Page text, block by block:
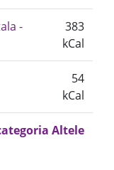
-
383
kCal
54
kCal
Altele